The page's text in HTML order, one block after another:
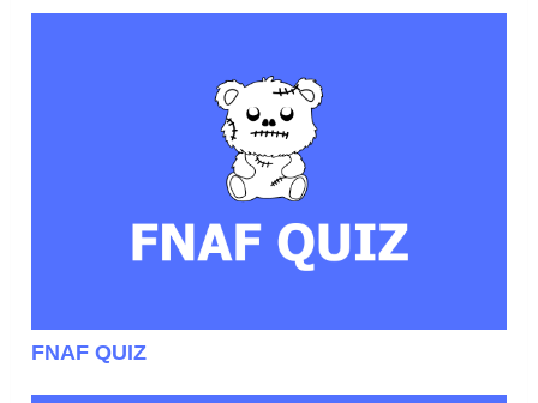
FNAF QUIZ